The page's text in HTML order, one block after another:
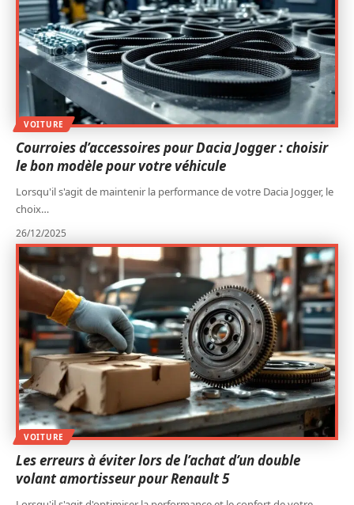
VOITURE
Courroies d’accessoires pour Dacia Jogger : choisir
le bon modèle pour votre véhicule
Lorsqu'il s'agit de maintenir la performance de votre Dacia Jogger, le
choix…
26/12/2025
VOITURE
Les erreurs à éviter lors de l’achat d’un double
volant amortisseur pour Renault 5